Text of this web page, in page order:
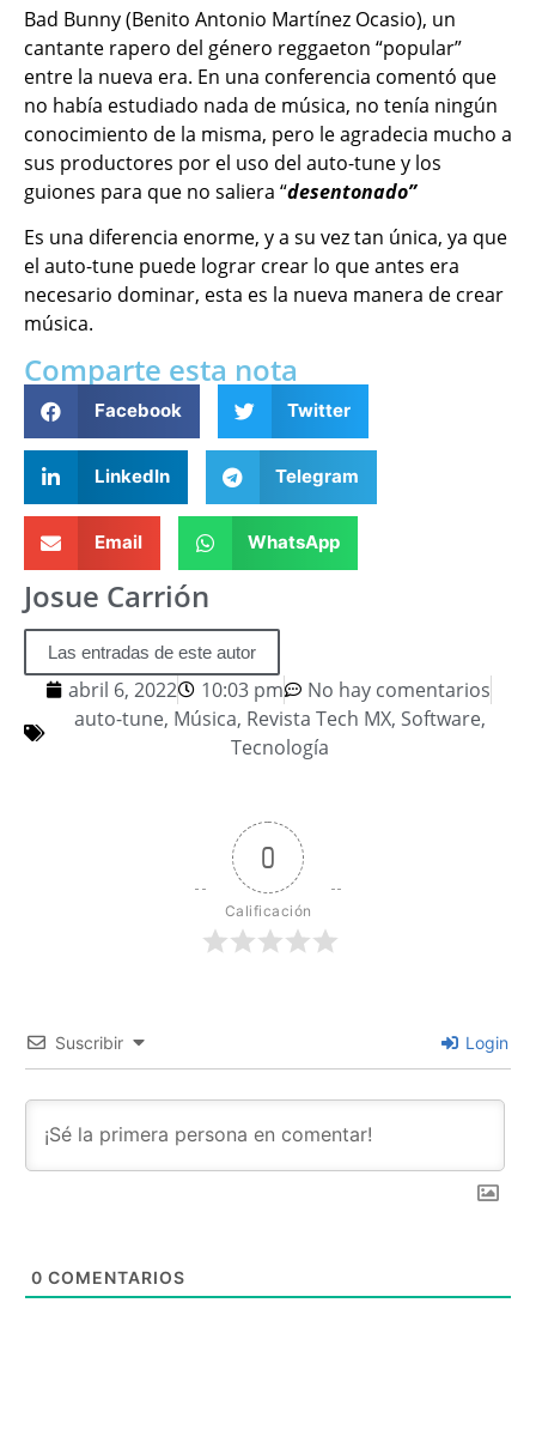
Bad Bunny (Benito Antonio Martínez Ocasio), un
cantante rapero del género reggaeton “popular”
entre la nueva era. En una conferencia comentó que
no había estudiado nada de música, no tenía ningún
conocimiento de la misma, pero le agradecia mucho a
sus productores por el uso del auto-tune y los
guiones para que no saliera “desentonado”
Es una diferencia enorme, y a su vez tan única, ya que
el auto-tune puede lograr crear lo que antes era
necesario dominar, esta es la nueva manera de crear
música.
Comparte esta nota
Facebook Twitter
LinkedIn Telegram
Email WhatsApp
Josue Carrión
Las entradas de este autor
abril 6, 2022 10:03 pm
No hay comentarios
auto-tune, Música, Revista Tech MX, Software,
Tecnología
0
Calificación
Suscribir Login
0 COMENTARIOS